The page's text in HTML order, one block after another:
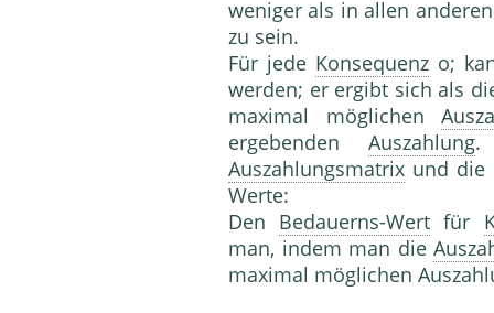
weniger als in allen
zu sein.
Für jede Konsequenz o;
werden; er ergibt sich als
ma­ximal möglichen
ergebenden Auszahlung.
Auszahlungsmatrix und die
Werte:
Den Bedauerns-Wert für
man, indem man die
maximal möglichen